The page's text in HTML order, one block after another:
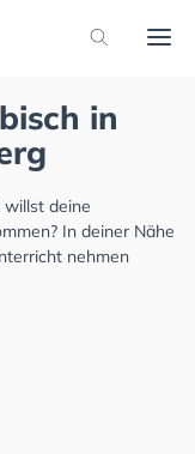
in
deine
In deiner Nähe
nehmen